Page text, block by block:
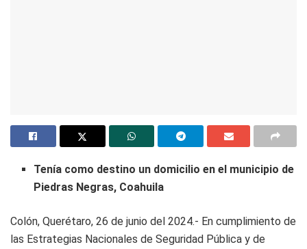
Tenía como destino un domicilio en el municipio de
Piedras Negras, Coahuila
Colón, Querétaro, 26 de junio del 2024.- En cumplimiento de
las Estrategias Nacionales de Seguridad Pública y de